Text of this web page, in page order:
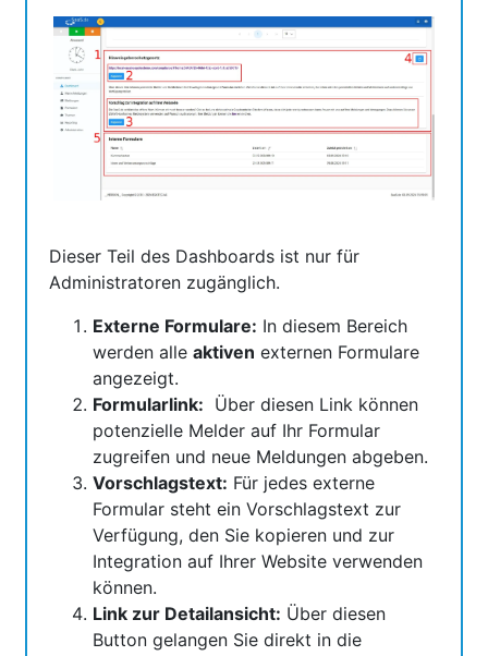
Dieser Teil des Dashboards ist nur für
Administratoren zugänglich.
Externe Formulare: In diesem Bereich
werden alle aktiven externen Formulare
angezeigt.
Formularlink: Über diesen Link können
potenzielle Melder auf Ihr Formular
zugreifen und neue Meldungen abgeben.
Vorschlagstext: Für jedes externe
Formular steht ein Vorschlagstext zur
Verfügung, den Sie kopieren und zur
Integration auf Ihrer Website verwenden
können.
Link zur Detailansicht: Über diesen
Button gelangen Sie direkt in die